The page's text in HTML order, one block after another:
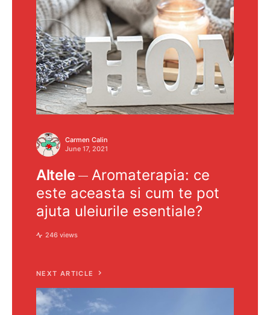
Carmen Calin
June 17, 2021
Altele
Aromaterapia: ce
este aceasta si cum te pot
ajuta uleiurile esentiale?
246 views
NEXT ARTICLE